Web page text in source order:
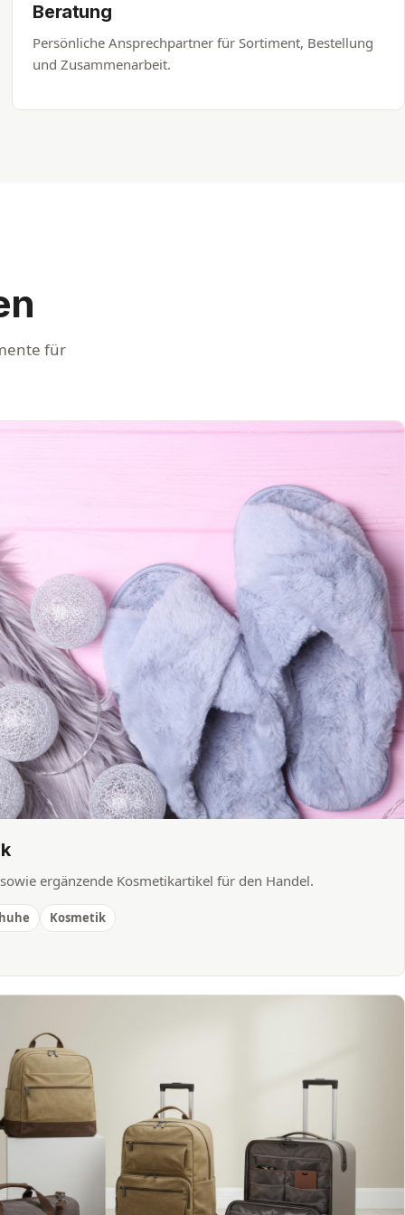
Beratung
Persönliche Ansprechpartner für Sortiment, Bestellung
und Zusammenarbeit.
für
ergänzende Kosmetikartikel für den Handel.
Kosmetik